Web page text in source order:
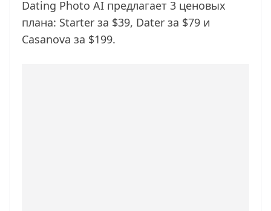
Dating Photo AI предлагает 3 ценовых
плана: Starter за $39, Dater за $79 и
Casanova за $199.